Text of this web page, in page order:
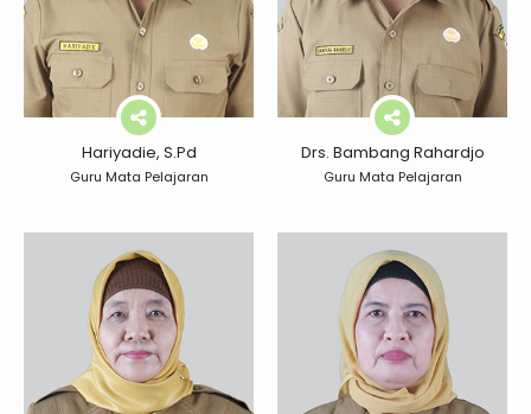
Hariyadie, S.Pd
Guru Mata Pelajaran
Drs. Bambang Rahardjo
Guru Mata Pelajaran